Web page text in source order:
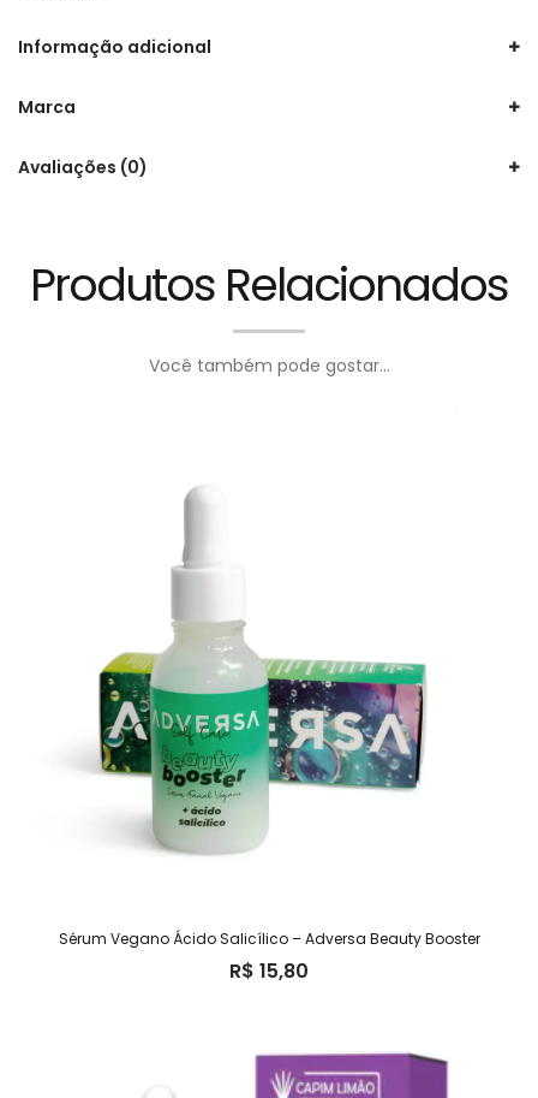
Informação adicional
Marca
Avaliações (0)
Produtos Relacionados
Você também pode gostar...
Sérum Vegano Ácido Salicílico – Adversa Beauty Booster
R$ 15,80